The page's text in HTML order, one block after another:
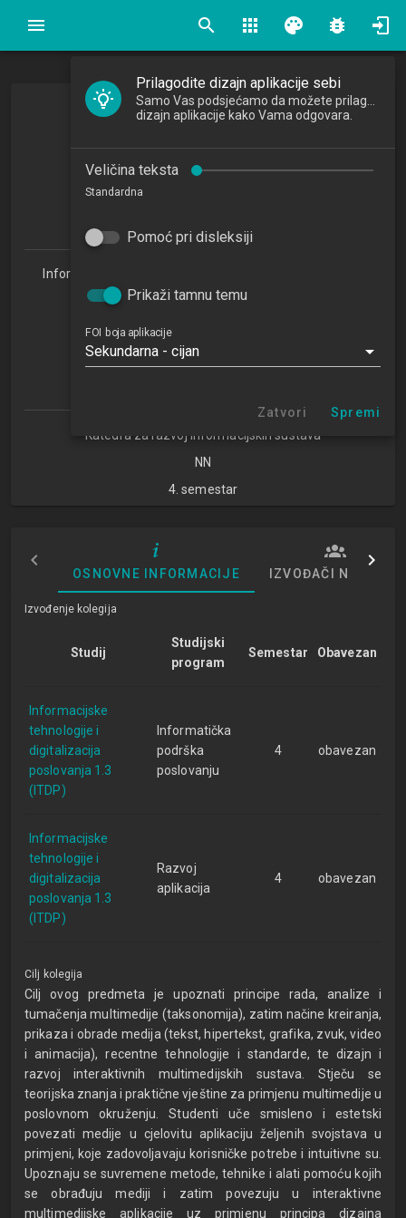
search apps palette bug_report
Multimedijski sustavi
2022/2023
Informacijske tehnologije i digitalizacija poslovanja 1.3
(ITDP)
Studijski centar Varaždin
Studijski centar Sisak
Studijski centar Zabok
Katedra za razvoj informacijskih sustava
NN
4. semestar
OSNOVNE INFORMACIJE IZVOĐAČI NASTAVE
Izvođenje kolegija
Studij
Studijski
program
Semestar Obavezan
Informacijske
tehnologije i
digitalizacija
poslovanja 1.3
(ITDP)
Informatička
podrška
poslovanju
4 obavezan
Informacijske
tehnologije i
digitalizacija
poslovanja 1.3
(ITDP)
Razvoj
aplikacija
4 obavezan
Cilj kolegija
Cilj ovog predmeta je upoznati principe rada, analize i
tumačenja multimedije (taksonomija), zatim načine kreiranja,
prikaza i obrade medija (tekst, hipertekst, grafika, zvuk, video
i animacija), recentne tehnologije i standarde, te dizajn i
razvoj interaktivnih multimedijskih sustava. Stječu se
teorijska znanja i praktične vještine za primjenu multimedije u
poslovnom okruženju. Studenti uče smisleno i estetski
povezati medije u cjelovitu aplikaciju željenih svojstava u
primjeni, koje zadovoljavaju korisničke potrebe i intuitivne su.
Upoznaju se suvremene metode, tehnike i alati pomoću kojih
se obrađuju mediji i zatim povezuju u interaktivne
multimedijske aplikacije uz primjenu principa dizajna
Prilagodite dizajn aplikacije sebi
dizajn aplikacije kako Vama odgovara.
Veličina teksta
Standardna
Pomoć pri disleksiji
Prikaži tamnu temu
FOI boja aplikacije
Sekundarna - cijan
Zatvori Spremi